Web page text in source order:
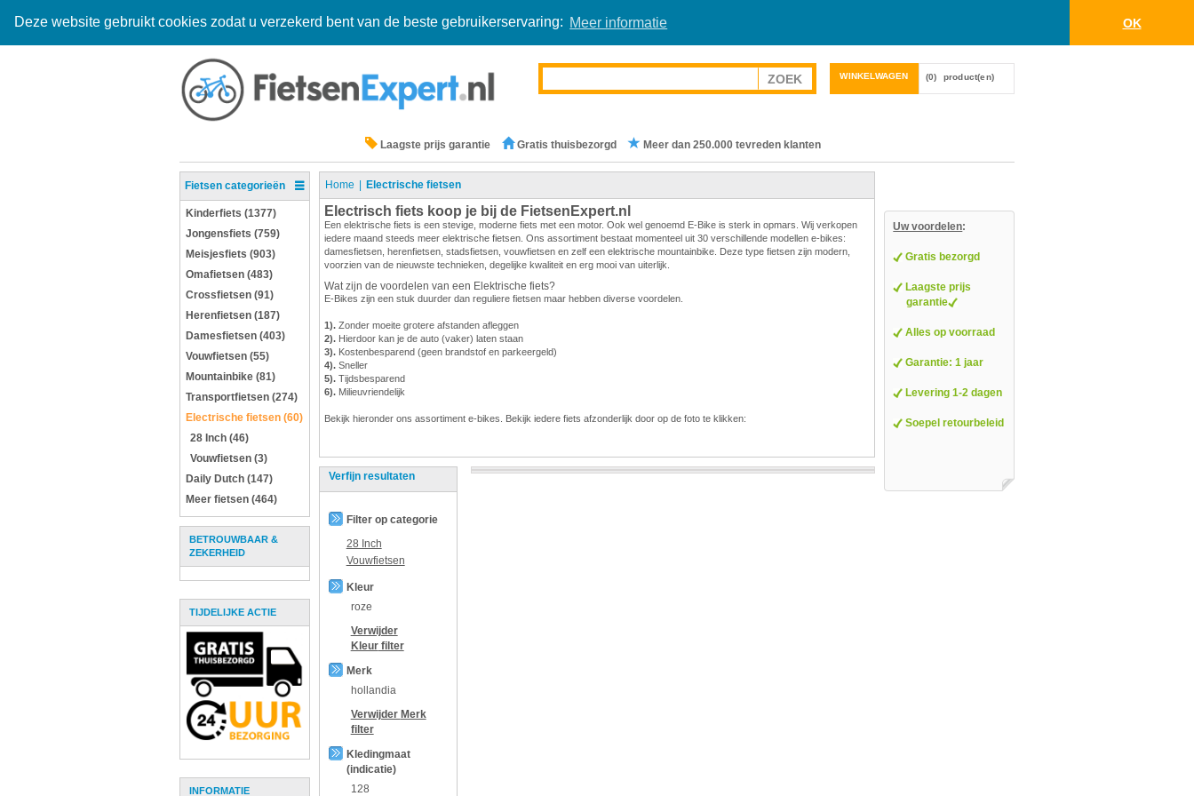
Deze website gebruikt cookies zodat u verzekerd bent van de beste gebruikerservaring: Meer informatie OK
WINKELWAGEN (0) product(en)
Laagste prijs garantie Gratis thuisbezorgd Meer dan 250.000 tevreden klanten
Fietsen categorieën
Kinderfiets (1377)
Jongensfiets (759)
Meisjesfiets (903)
Omafietsen (483)
Crossfietsen (91)
Herenfietsen (187)
Damesfietsen (403)
Vouwfietsen (55)
Mountainbike (81)
Transportfietsen (274)
Electrische fietsen (60)
28 Inch (46)
Vouwfietsen (3)
Daily Dutch (147)
Meer fietsen (464)
BETROUWBAAR &
ZEKERHEID
TIJDELIJKE ACTIE
INFORMATIE
Home Electrische fietsen
Electrisch fiets koop je bij de FietsenExpert.nl
Een elektrische fiets is een stevige, moderne fiets met een motor. Ook wel genoemd E-Bike is sterk in opmars. Wij verkopen
iedere maand steeds meer elektrische fietsen. Ons assortiment bestaat momenteel uit 30 verschillende modellen e-bikes:
damesfietsen, herenfietsen, stadsfietsen, vouwfietsen en zelf een elektrische mountainbike. Deze type fietsen zijn modern,
voorzien van de nieuwste technieken, degelijke kwaliteit en erg mooi van uiterlijk.
Wat zijn de voordelen van een Elektrische fiets?
E-Bikes zijn een stuk duurder dan reguliere fietsen maar hebben diverse voordelen.
1).Zonder moeite grotere afstanden afleggen
2).Hierdoor kan je de auto (vaker) laten staan
3).Kostenbesparend (geen brandstof en parkeergeld)
4).Sneller
5). Tijdsbesparend
6).Milieuvriendelijk
Bekijk hieronder ons assortiment e-bikes. Bekijk iedere fiets afzonderlijk door op de foto te klikken:
Verfijn resultaten
Filter op categorie
28 Inch
Vouwfietsen
Kleur
roze
Verwijder
Kleurfilter
Merk
hollandia
Verwijder Merk
filter
Kledingmaat
(indicatie)
128
Uw voordelen:
Gratis bezorgd
Laagste prijs
garantie
Alles op voorraad
Garantie: 1 jaar
Levering 1-2 dagen
Soepel retourbeleid